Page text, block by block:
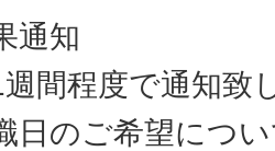
通知
間程度で通知致
日のご希望につ